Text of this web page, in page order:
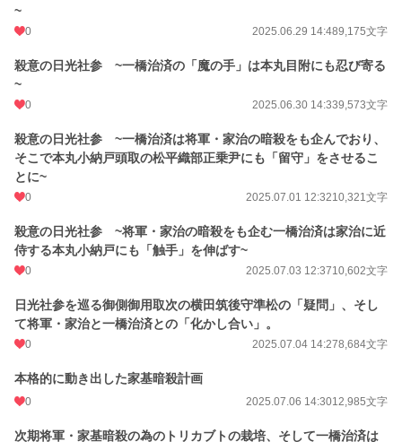
~
0 2025.06.29 14:489,175文字
殺意の日光社参 ~一橋治済の「魔の手」は本丸目附にも忍び寄る
~
0 2025.06.30 14:339,573文字
殺意の日光社参 ~一橋治済は将軍・家治の暗殺をも企んでおり、
そこで本丸小納戸頭取の松平織部正乗尹にも「留守」をさせるこ
とに~
0 2025.07.01 12:3210,321文字
殺意の日光社参 ~将軍・家治の暗殺をも企む一橋治済は家治に近
侍する本丸小納戸にも「触手」を伸ばす~
0 2025.07.03 12:3710,602文字
日光社参を巡る御側御用取次の横田筑後守準松の「疑問」、そし
て将軍・家治と一橋治済との「化かし合い」。
0 2025.07.04 14:278,684文字
本格的に動き出した家基暗殺計画
0 2025.07.06 14:3012,985文字
次期将軍・家基暗殺の為のトリカブトの栽培、そして一橋治済は